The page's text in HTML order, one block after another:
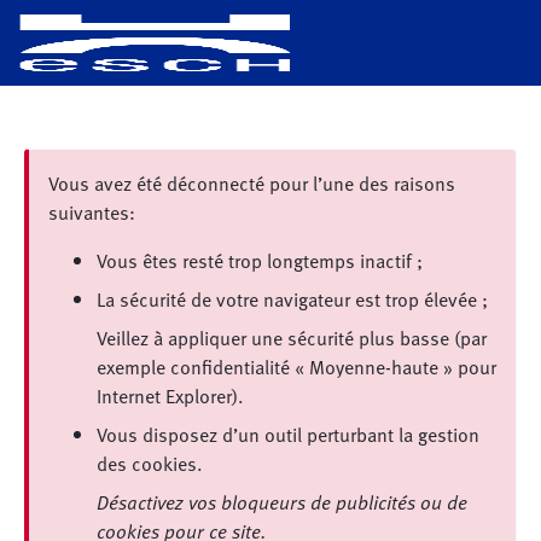
Vous avez été déconnecté pour l’une des raisons
suivantes:
Vous êtes resté trop longtemps inactif ;
La sécurité de votre navigateur est trop élevée ;
Veillez à appliquer une sécurité plus basse (par
exemple confidentialité « Moyenne-haute » pour
Internet Explorer).
Vous disposez d’un outil perturbant la gestion
des cookies.
Désactivez vos bloqueurs de publicités ou de
cookies pour ce site.